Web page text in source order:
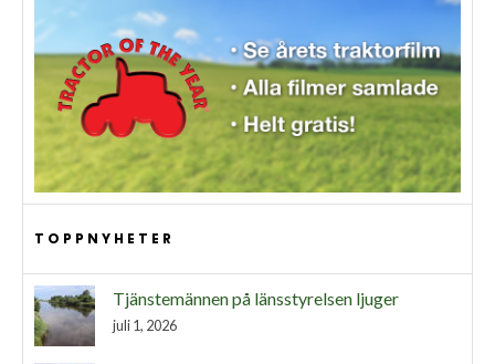
TOPPNYHETER
Tjänstemännen på länsstyrelsen ljuger
juli 1, 2026